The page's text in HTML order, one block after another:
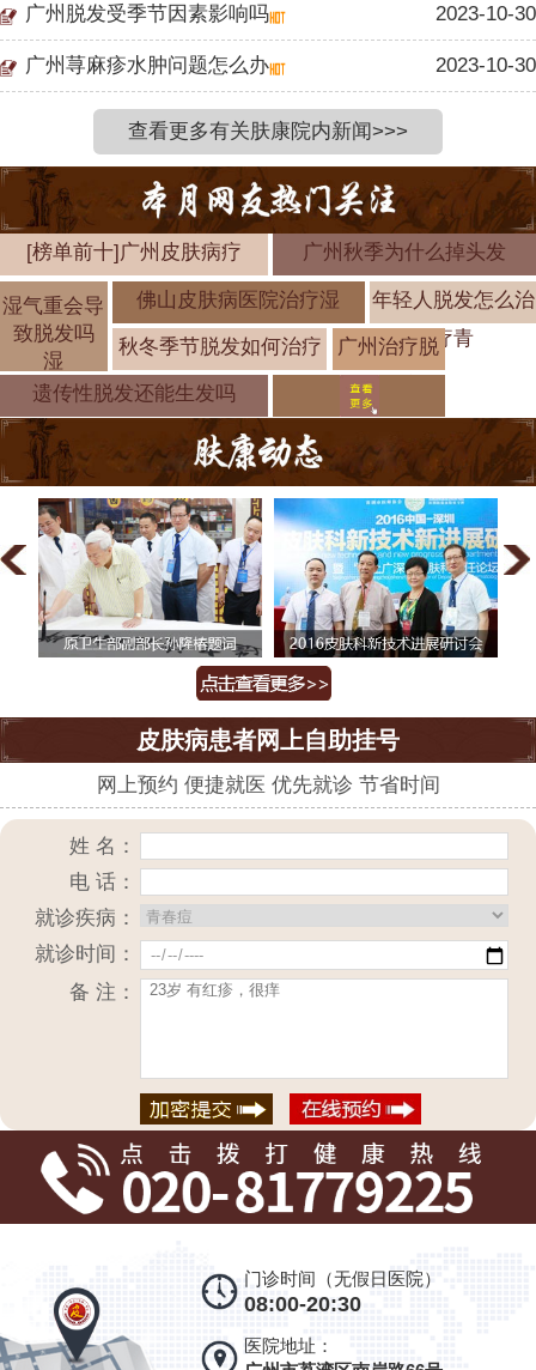
广州脱发受季节因素影响吗 2023-10-30
广州荨麻疹水肿问题怎么办 2023-10-30
查看更多有关肤康院内新闻>>>
[榜单前十]广州皮肤病疗 广州秋季为什么掉头发
湿气重会导
致脱发吗
湿
佛山皮肤病医院治疗湿
年轻人脱发怎么治
疗青
秋冬季节脱发如何治疗
广州治疗脱
发的医院有
遗传性脱发还能生发吗
皮肤病患者网上自助挂号
网上预约 便捷就医 优先就诊 节省时间
姓 名：
电 话：
就诊疾病：
就诊时间：
备 注：
门诊时间（无假日医院）
08:00-20:30
医院地址：